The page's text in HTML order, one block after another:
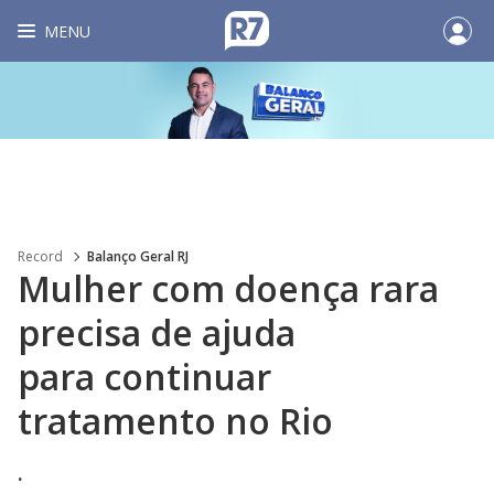
MENU
Record Balanço Geral RJ
Mulher com doença rara
precisa de ajuda
para continuar
tratamento no Rio
.